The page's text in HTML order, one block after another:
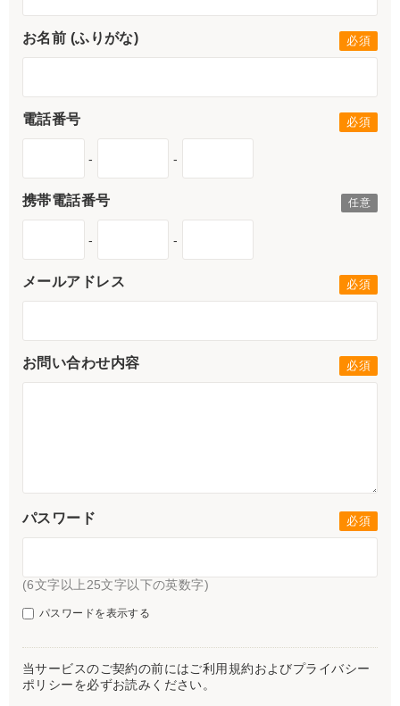
お名前 (ふりがな)
電話番号
- -
携帯電話番号
- -
メールアドレス
お問い合わせ内容
パスワード
(6文字以上25文字以下の英数字)
パスワードを表示する
当サービスのご契約の前にはご利用規約およびプライバシー
ポリシーを必ずお読みください。